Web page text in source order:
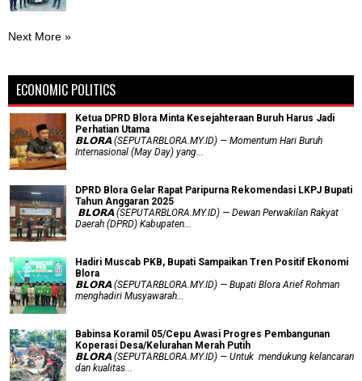
Next More »
ECONOMIC POLITICS
Ketua DPRD Blora Minta Kesejahteraan Buruh Harus Jadi
Perhatian Utama
​𝗕𝗟𝗢𝗥𝗔 (SEPUTARBLORA.MY.ID) — Momentum Hari Buruh
Internasional (May Day) yang...
DPRD Blora Gelar Rapat Paripurna Rekomendasi LKPJ Bupati
Tahun Anggaran 2025
‎ 𝗕𝗟𝗢𝗥𝗔 (SEPUTARBLORA.MY.ID) — Dewan Perwakilan Rakyat
Daerah (DPRD) Kabupaten...
Hadiri Muscab PKB, Bupati Sampaikan Tren Positif Ekonomi
Blora
𝗕𝗟𝗢𝗥𝗔 (SEPUTARBLORA.MY.ID) — Bupati Blora Arief Rohman
menghadiri Musyawarah...
Babinsa Koramil 05/Cepu Awasi Progres Pembangunan
Koperasi Desa/Kelurahan Merah Putih
𝗕𝗟𝗢𝗥𝗔 (SEPUTARBLORA.MY.ID) — Untuk mendukung kelancaran
dan kualitas...